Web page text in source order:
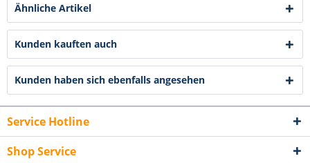
Ähnliche Artikel
Kunden kauften auch
Kunden haben sich ebenfalls angesehen
Service Hotline
Shop Service